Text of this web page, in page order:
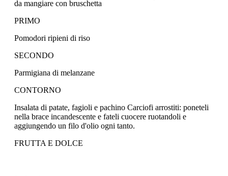
da mangiare con bruschetta
PRIMO
Pomodori ripieni di riso
SECONDO
Parmigiana di melanzane
CONTORNO
Insalata di patate, fagioli e pachino Carciofi arrostiti: poneteli
nella brace incandescente e fateli cuocere ruotandoli e
aggiungendo un filo d'olio ogni tanto.
FRUTTA E DOLCE